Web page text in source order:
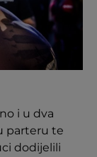
i u dva
parteru te
dodijelili